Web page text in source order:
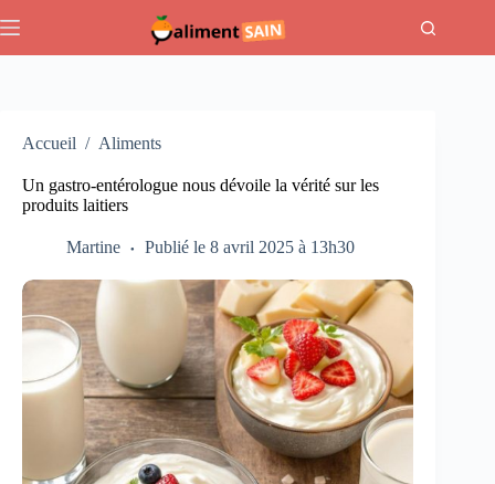
au
Accueil / Aliments
Un gastro-entérologue nous dévoile la vérité sur les
produits laitiers
Martine Publié le 8 avril 2025 à 13h30